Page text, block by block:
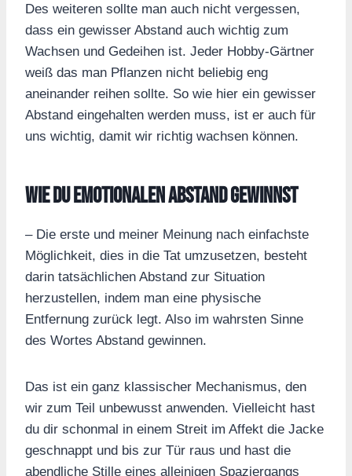
Des weiteren sollte man auch nicht vergessen,
dass ein gewisser Abstand auch wichtig zum
Wachsen und Gedeihen ist. Jeder Hobby-Gärtner
weiß das man Pflanzen nicht beliebig eng
aneinander reihen sollte. So wie hier ein gewisser
Abstand eingehalten werden muss, ist er auch für
uns wichtig, damit wir richtig wachsen können.
Wie du emotionalen Abstand gewinnst
– Die erste und meiner Meinung nach einfachste
Möglichkeit, dies in die Tat umzusetzen, besteht
darin tatsächlichen Abstand zur Situation
herzustellen, indem man eine physische
Entfernung zurück legt. Also im wahrsten Sinne
des Wortes Abstand gewinnen.
Das ist ein ganz klassischer Mechanismus, den
wir zum Teil unbewusst anwenden. Vielleicht hast
du dir schonmal in einem Streit im Affekt die Jacke
geschnappt und bis zur Tür raus und hast die
abendliche Stille eines alleinigen Spaziergangs